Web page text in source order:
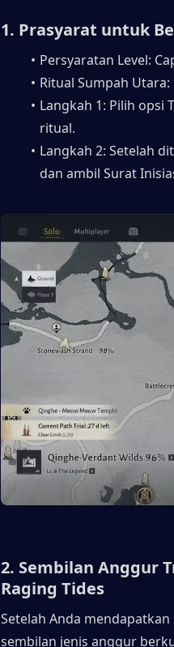
1. Prasyarat untuk
Persyaratan Level:
Ritual Sumpah
Langkah 1: Pilih opsi
ritual.
Langkah 2: Setelah
dan ambil Surat
2. Sembilan Anggur
Raging Tides
Setelah Anda
sembilan jenis anggur